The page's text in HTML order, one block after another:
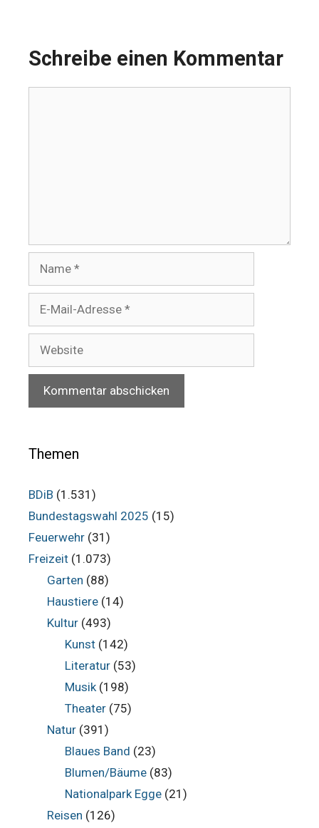
Schreibe einen Kommentar
Mail-
Adresse
Themen
BDiB (1.531)
Bundestagswahl 2025 (15)
Feuerwehr (31)
Freizeit (1.073)
Garten (88)
Haustiere(14)
Kultur(493)
Kunst (142)
Literatur (53)
Musik (198)
Theater (75)
Natur(391)
Blaues Band (23)
Blumen/Bäume (83)
Nationalpark Egge (21)
Reisen (126)